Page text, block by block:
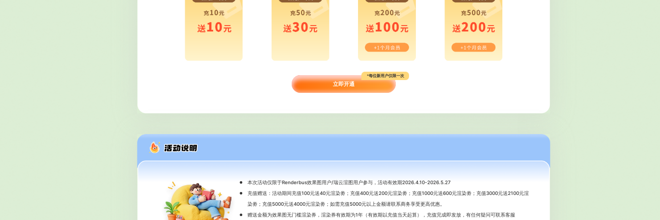
*每位新用户仅限一次
立即开通
本次活动仅限于Renderbus效果图用户/瑞云渲图用户参与，活动有效期2026.4.10-2026.5.27
充值赠送：活动期间充值100元送40元渲染劵；充值400元送200元渲染劵；充值1000元送600元渲染劵；充值3000元送2100元渲
染劵；充值5000元送4000元渲染劵；如需充值5000元以上金额请联系商务享受更高优惠。
赠送金额为效果图无门槛渲染券，渲染券有效期为1年（有效期以充值当天起算），充值完成即发放，有任何疑问可联系客服